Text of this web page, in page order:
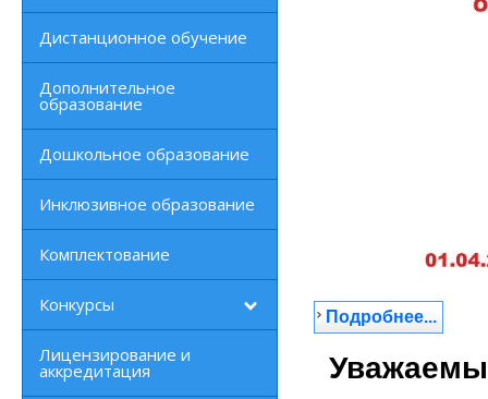
Дистанционное обучение
Дополнительное
образование
Дошкольное образование
Инклюзивное образование
Комплектование
Конкурсы
Лицензирование и
аккредитация
Подробнее...